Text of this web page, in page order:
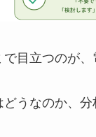
目立つのが
うなのか、分